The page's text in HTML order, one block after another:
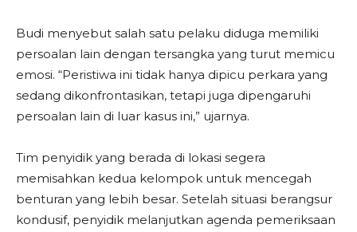
Budi menyebut salah satu pelaku diduga memiliki
persoalan lain dengan tersangka yang turut memicu
emosi. “Peristiwa ini tidak hanya dipicu perkara yang
sedang dikonfrontasikan, tetapi juga dipengaruhi
persoalan lain di luar kasus ini,” ujarnya.
Tim penyidik yang berada di lokasi segera
memisahkan kedua kelompok untuk mencegah
benturan yang lebih besar. Setelah situasi berangsur
kondusif, penyidik melanjutkan agenda pemeriksaan